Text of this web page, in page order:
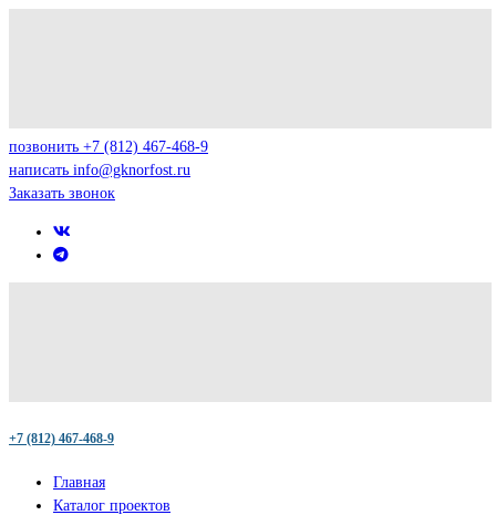
позвонить +7 (812) 467-468-9
написать info@gknorfost.ru
Заказать звонок
+7 (812) 467-468-9
Главная
Каталог проектов